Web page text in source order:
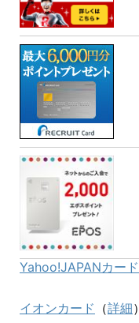
Yahoo!JAPANカード
イオンカード （詳細）